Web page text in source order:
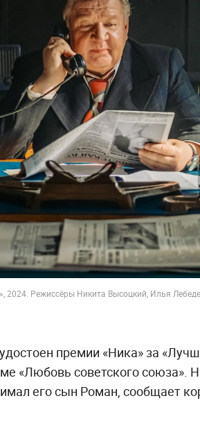
2024. Режиссёры Никита Высоцкий, Илья
премии «Ника» за
«Любовь советского союза».
его сын Роман, сообщает